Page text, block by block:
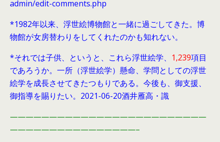
admin/edit-comments.php
*1982年以来、浮世絵博物館と一緒に過ごしてきた。博
物館が女房替わりをしてくれたのかも知れない。
*それでは子供、というと、これら浮世絵学、 1,239項目
であろうか。一所（浮世絵学）懸命、学問としての浮世
絵学を成長させてきたつもりである。今後も、御支援、
御指導を賜りたい。2021-06-20酒井雁高・識
—————————————————————————
————————————————–